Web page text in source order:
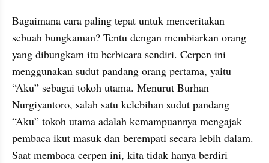
Bagaimana cara paling tepat untuk menceritakan
sebuah bungkaman? Tentu dengan membiarkan orang
yang dibungkam itu berbicara sendiri. Cerpen ini
menggunakan sudut pandang orang pertama, yaitu
“Aku” sebagai tokoh utama. Menurut Burhan
Nurgiyantoro, salah satu kelebihan sudut pandang
“Aku” tokoh utama adalah kemampuannya mengajak
pembaca ikut masuk dan berempati secara lebih dalam.
Saat membaca cerpen ini, kita tidak hanya berdiri